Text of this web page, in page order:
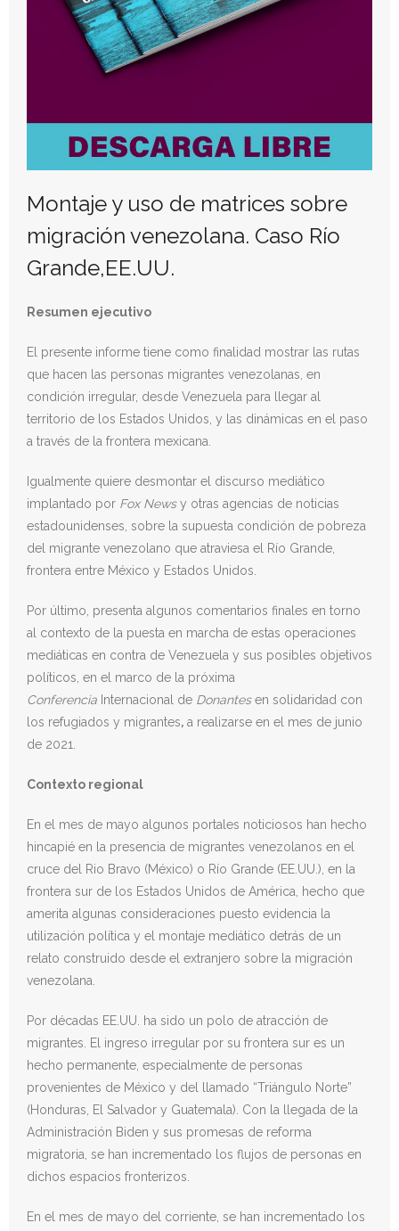
Donativos
Montaje y uso de matrices sobre
migración venezolana. Caso Río
Grande,EE.UU.
Resumen ejecutivo
El presente informe tiene como finalidad mostrar las rutas
que hacen las personas migrantes venezolanas, en
condición irregular, desde Venezuela para llegar al
territorio de los Estados Unidos, y las dinámicas en el paso
a través de la frontera mexicana.
Igualmente quiere desmontar el discurso mediático
implantado por Fox Newsy otras agencias de noticias
estadounidenses, sobre la supuesta condición de pobreza
del migrante venezolano que atraviesa el Río Grande,
frontera entre México y Estados Unidos.
Por último, presenta algunos comentarios finales en torno
al contexto de la puesta en marcha de estas operaciones
mediáticas en contra de Venezuela y sus posibles objetivos
políticos, en el marco de la próxima
Conferencia Internacional de Donantesen solidaridad con
los refugiados y migrantes, a realizarse en el mes de junio
de 2021.
Contexto regional
En el mes de mayo algunos portales noticiosos han hecho
hincapié en la presencia de migrantes venezolanos en el
cruce del Rio Bravo (México) o Río Grande (EE.UU.), en la
frontera sur de los Estados Unidos de América, hecho que
amerita algunas consideraciones puesto evidencia la
utilización política y el montaje mediático detrás de un
relato construido desde el extranjero sobre la migración
venezolana.
Por décadas EE.UU. ha sido un polo de atracción de
migrantes. El ingreso irregular por su frontera sur es un
hecho permanente, especialmente de personas
provenientes de México y del llamado “Triángulo Norte”
(Honduras, El Salvador y Guatemala). Con la llegada de la
Administración Biden y sus promesas de reforma
migratoria, se han incrementado los flujos de personas en
dichos espacios fronterizos.
En el mes de mayo del corriente, se han incrementado los